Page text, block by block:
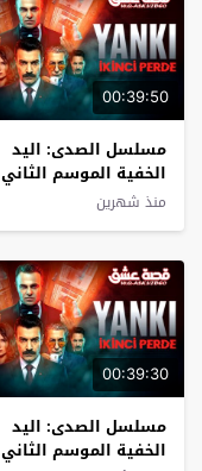
00:39:50
مسلسل الصدى: اليد
الخفية الموسم الثاني
الحلقة 4 مترجم
منذ شهرين
00:39:30
مسلسل الصدى: اليد
الخفية الموسم الثاني